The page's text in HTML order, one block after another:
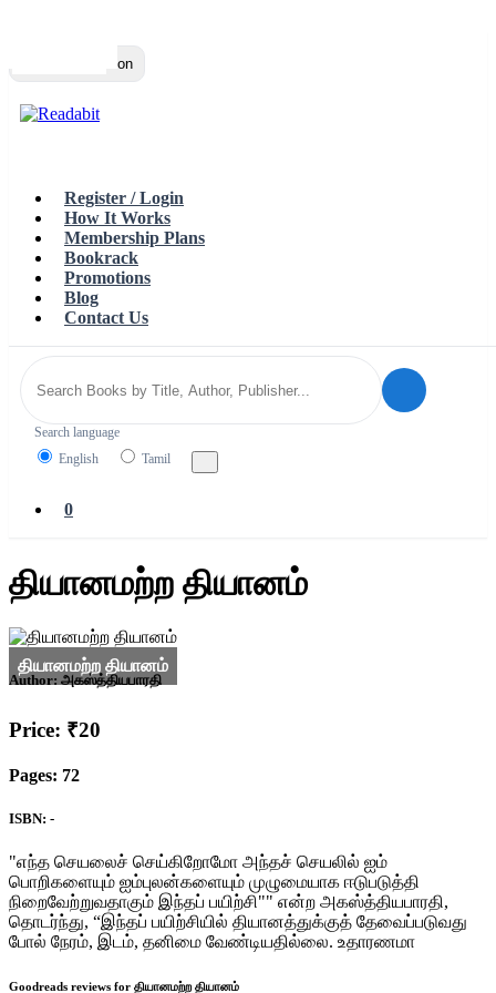
Toggle navigation
Register / Login
How It Works
Membership Plans
Bookrack
Promotions
Blog
Contact Us
Search language
English
Tamil
0
தியானமற்ற தியானம்
Author: அகஸ்த்தியபாரதி
Price: ₹20
Pages: 72
ISBN: -
"எந்த செயலைச் செய்கிறோமோ அந்தச் செயலில் ஐம்
பொறிகளையும் ஐம்புலன்களையும் முழுமையாக ஈடுபடுத்தி
நிறைவேற்றுவதாகும் இந்தப் பயிற்சி"" என்ற அகஸ்த்தியபாரதி,
தொடர்ந்து, “இந்தப் பயிற்சியில் தியானத்துக்குத் தேவைப்படுவது
போல் நேரம், இடம், தனிமை வேண்டியதில்லை. உதாரணமா
Goodreads reviews for தியானமற்ற தியானம்